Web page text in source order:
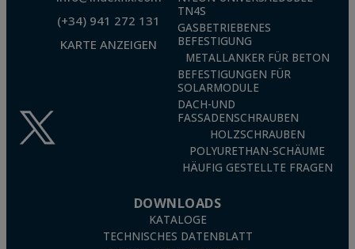
(+34) 941 272 131
KARTE ANZEIGEN
TN4S
GASBETRIEBENES
BEFESTIGUNG
METALLANKER FÜR BETON
BEFESTIGUNGEN FÜR
SOLARMODULE
DACH-UND
FASSADENSCHRAUBEN
HOLZSCHRAUBEN
POLYURETHAN-SCHÄUME
HÄUFIG GESTELLTE FRAGEN
DOWNLOADS
KATALOGE
TECHNISCHES DATENBLATT